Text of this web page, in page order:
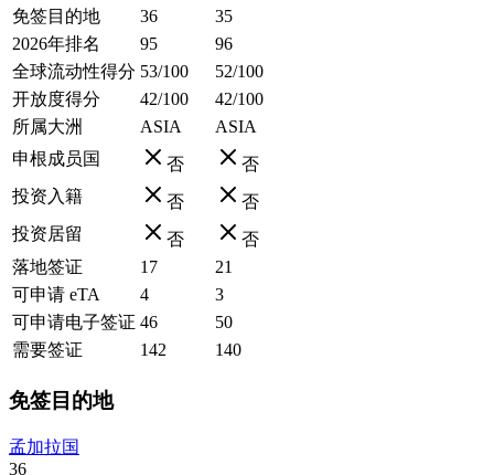
免签目的地
36
35
2026年排名
95
96
全球流动性得分 53/100
52/100
开放度得分
42/100
42/100
所属大洲
ASIA
ASIA
申根成员国
否
否
投资入籍
否
否
投资居留
否
否
落地签证
17
21
可申请 eTA
4
3
可申请电子签证 46
50
需要签证
142 140
免签目的地
孟加拉国
36